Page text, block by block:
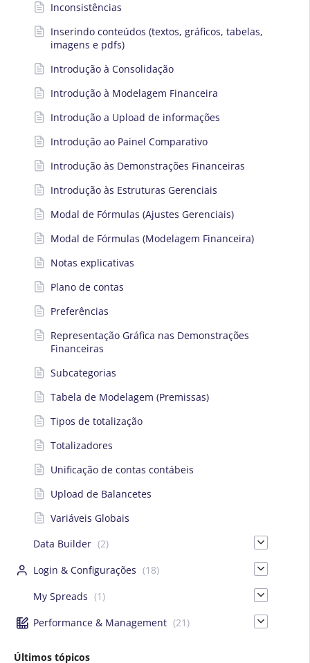
Inconsistências
Inserindo conteúdos (textos, gráficos, tabelas,
imagens e pdfs)
Introdução à Consolidação
Introdução à Modelagem Financeira
Introdução a Upload de informações
Introdução ao Painel Comparativo
Introdução às Demonstrações Financeiras
Introdução às Estruturas Gerenciais
Modal de Fórmulas (Ajustes Gerenciais)
Modal de Fórmulas (Modelagem Financeira)
Notas explicativas
Plano de contas
Preferências
Representação Gráfica nas Demonstrações
Financeiras
Subcategorias
Tabela de Modelagem (Premissas)
Tipos de totalização
Totalizadores
Unificação de contas contábeis
Upload de Balancetes
Variáveis Globais
Data Builder (2)
Login & Configurações (18)
My Spreads (1)
Performance & Management (21)
Últimos tópicos